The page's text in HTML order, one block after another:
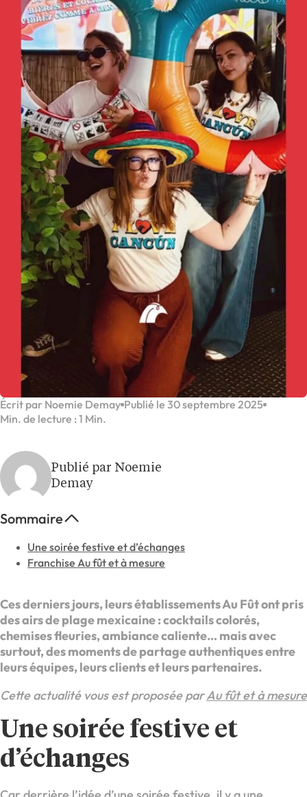
Écrit par Noemie Demay Publié le 30 septembre 2025
Min. de lecture : 1 Min.
Publié par Noemie
Demay
Sommaire
Une soirée festive et d’échanges
Franchise Au fût et à mesure
Ces derniers jours, leurs établissements Au Fût ont pris
des airs de plage mexicaine : cocktails colorés,
chemises fleuries, ambiance caliente… mais avec
surtout, des moments de partage authentiques entre
leurs équipes, leurs clients et leurs partenaires.
Cette actualité vous est proposée parAu fût et à mesure
Une soirée festive et
d’échanges